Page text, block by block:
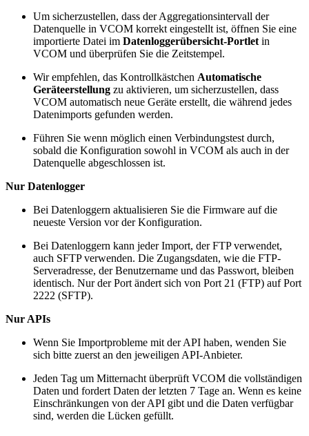
Um sicherzustellen, dass der Aggregationsintervall der
Datenquelle in VCOM korrekt eingestellt ist, öffnen Sie eine
importierte Datei im Datenloggerübersicht-Portlet in
VCOM und überprüfen Sie die Zeitstempel.
Wir empfehlen, das Kontrollkästchen Automatische
Geräteerstellung zu aktivieren, um sicherzustellen, dass
VCOM automatisch neue Geräte erstellt, die während jedes
Datenimports gefunden werden.
Führen Sie wenn möglich einen Verbindungstest durch,
sobald die Konfiguration sowohl in VCOM als auch in der
Datenquelle abgeschlossen ist.
Nur Datenlogger
Bei Datenloggern aktualisieren Sie die Firmware auf die
neueste Version vor der Konfiguration.
Bei Datenloggern kann jeder Import, der FTP verwendet,
auch SFTP verwenden. Die Zugangsdaten, wie die FTP-
Serveradresse, der Benutzername und das Passwort, bleiben
identisch. Nur der Port ändert sich von Port 21 (FTP) auf Port
2222 (SFTP).
Nur APIs
Wenn Sie Importprobleme mit der API haben, wenden Sie
sich bitte zuerst an den jeweiligen API-Anbieter.
Jeden Tag um Mitternacht überprüft VCOM die vollständigen
Daten und fordert Daten der letzten 7 Tage an. Wenn es keine
Einschränkungen von der API gibt und die Daten verfügbar
sind, werden die Lücken gefüllt.